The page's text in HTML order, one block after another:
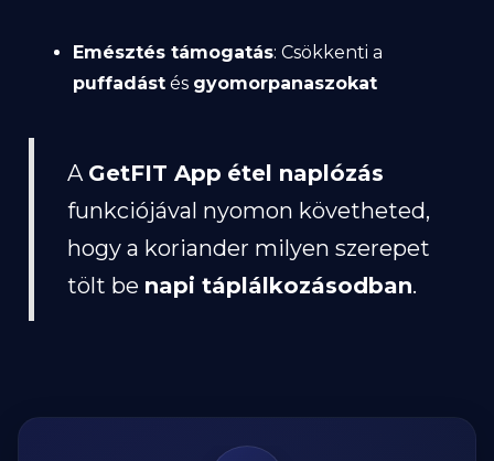
Emésztés támogatás: Csökkenti a
puffadást és gyomorpanaszokat
A GetFIT App étel naplózás
funkciójával nyomon követheted,
hogy a koriander milyen szerepet
tölt be napi táplálkozásodban.